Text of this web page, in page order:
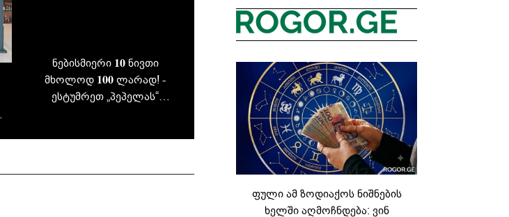
ნებისმიერი 𝟏𝟎 ნივთი
მხოლოდ 𝟏𝟎𝟎 ლარად! -
ესტუმრეთ „პეპელას“
ფული ამ ზოდიაქოს ნიშნების
ხელში აღმოჩნდება: ვინ